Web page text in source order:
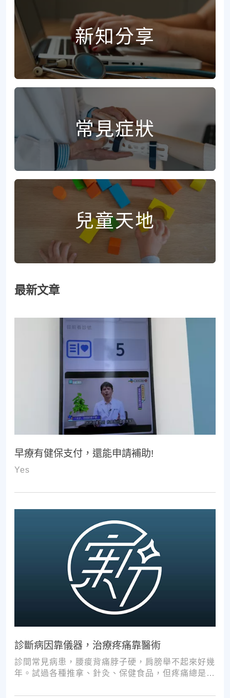
新知分享
常見症狀
兒童天地
最新文章
早療有健保支付，還能申請補助!
Yes
診斷病因靠儀器，治療疼痛靠醫術
診間常見病患，腰痠背痛脖子硬，肩膀舉不起來好幾
年。試過各種推拿、針灸、保健食品，但疼痛總是時